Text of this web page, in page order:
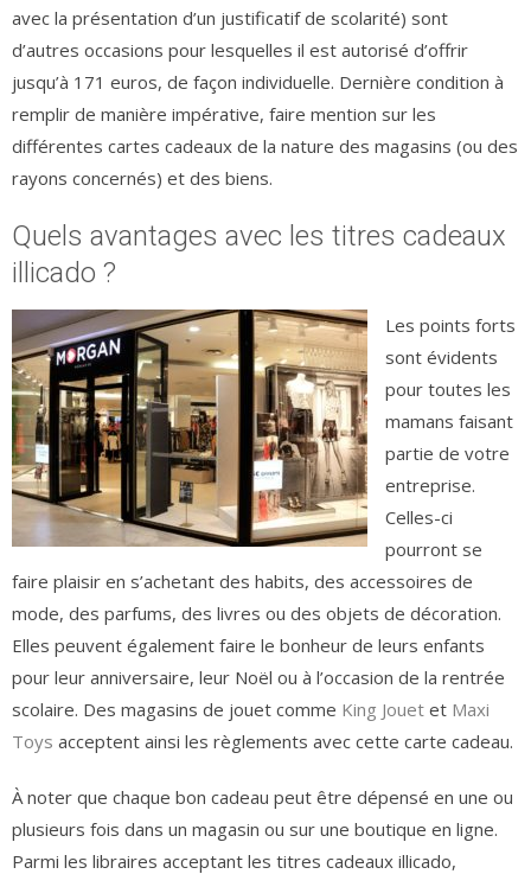
avec la présentation d’un justificatif de scolarité) sont
d’autres occasions pour lesquelles il est autorisé d’offrir
jusqu’à 171 euros, de façon individuelle. Dernière condition à
remplir de manière impérative, faire mention sur les
différentes cartes cadeaux de la nature des magasins (ou des
rayons concernés) et des biens.
Quels avantages avec les titres cadeaux
illicado ?
Les points forts
sont évidents
pour toutes les
mamans faisant
partie de votre
entreprise.
Celles-ci
pourront se
faire plaisir en s’achetant des habits, des accessoires de
mode, des parfums, des livres ou des objets de décoration.
Elles peuvent également faire le bonheur de leurs enfants
pour leur anniversaire, leur Noël ou à l’occasion de la rentrée
scolaire. Des magasins de jouet comme King Jouet et Maxi
Toys acceptent ainsi les règlements avec cette carte cadeau.
À noter que chaque bon cadeau peut être dépensé en une ou
plusieurs fois dans un magasin ou sur une boutique en ligne.
Parmi les libraires acceptant les titres cadeaux illicado,